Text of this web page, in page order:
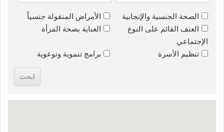
الأمراض المنقولة جنسياً
الصحة الجنسية والإنجابية
العناية بصحة المرأة
العنف القائم على النوع
الإجتماعي
برامج تنموية وتوعوية
تنظيم الأسرة